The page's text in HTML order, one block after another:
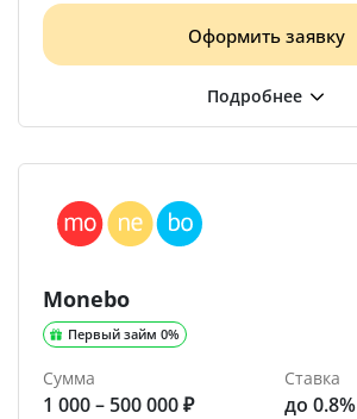
Оформить заявку
Monebo
Первый займ 0%
Сумма
1 000 – 500 000 ₽
Ставка
до 0.8%